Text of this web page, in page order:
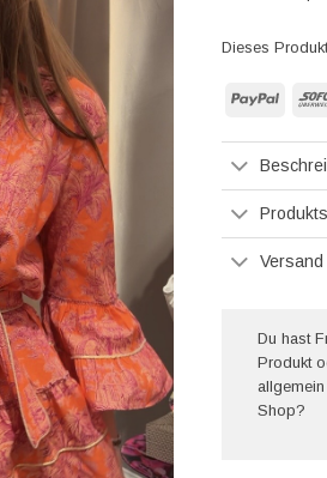
Dieses
PayPal
Du hast
Produkt
Shop?